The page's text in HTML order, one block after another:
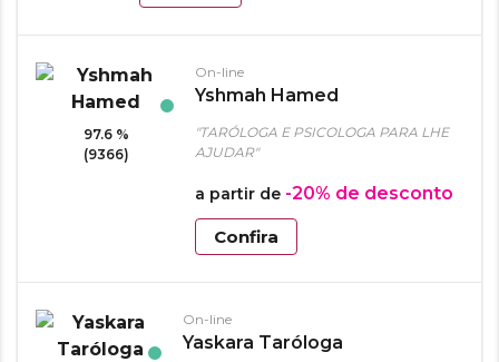
97.6 %
(9366)
On-line
Yshmah Hamed
"TARÓLOGA E PSICOLOGA PARA LHE
AJUDAR"
a partir de -20% de desconto
Confira
On-line
Yaskara Taróloga